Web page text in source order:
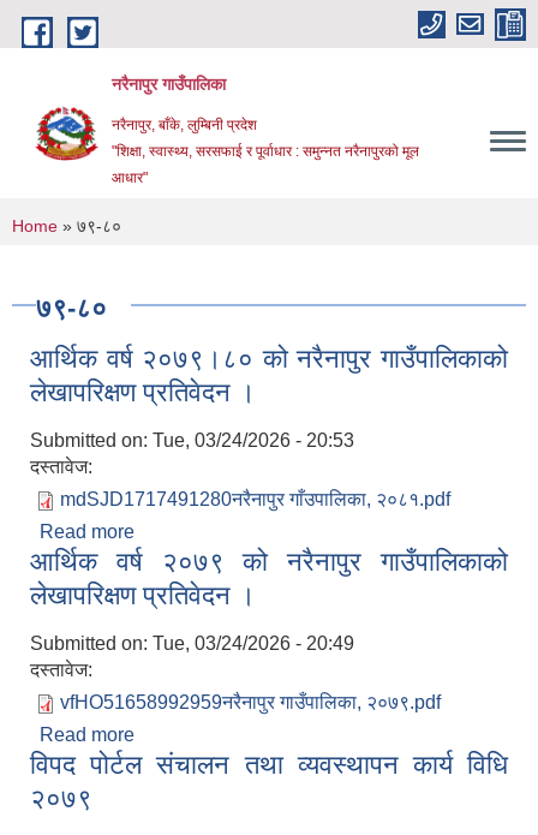
Skip to main content
नरैनापुर गाउँपालिका
नरैनापुर, बाँके, लुम्बिनी प्रदेश
"शिक्षा, स्वास्थ्य, सरसफाई र पूर्वाधार : समुन्नत नरैनापुरको मूल
आधार"
You are here
Home » ७९-८०
७९-८०
आर्थिक वर्ष २०७९।८० को नरैनापुर गाउँपालिकाको
लेखापरिक्षण प्रतिवेदन ।
Submitted on: Tue, 03/24/2026 - 20:53
दस्तावेज:
mdSJD1717491280नरैनापुर गाँउपालिका, २०८१.pdf
Read more
लेखापरिक्षण प्रतिवेदन ।
आर्थिक वर्ष २०७९ को नरैनापुर गाउँपालिकाको
लेखापरिक्षण प्रतिवेदन ।
Submitted on: Tue, 03/24/2026 - 20:49
दस्तावेज:
vfHO51658992959नरैनापुर गाउँपालिका, २०७९.pdf
Read more
लेखापरिक्षण प्रतिवेदन ।
विपद पोर्टल संचालन तथा व्यवस्थापन कार्य विधि
२०७९